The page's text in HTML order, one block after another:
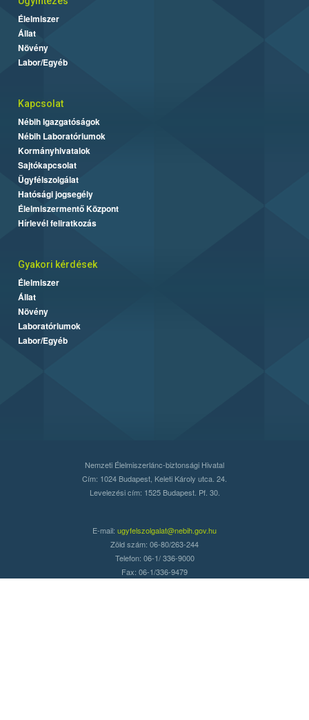
Élelmiszer
Állat
Növény
Labor/Egyéb
Kapcsolat
Nébih Igazgatóságok
Nébih Laboratóriumok
Kormányhivatalok
Sajtókapcsolat
Ügyfélszolgálat
Hatósági jogsegély
Élelmiszermentő Központ
Hírlevél feliratkozás
Gyakori kérdések
Élelmiszer
Állat
Növény
Laboratóriumok
Labor/Egyéb
Nemzeti Élelmiszerlánc-biztonsági Hivatal
Cím: 1024 Budapest, Keleti Károly utca. 24.
Levelezési cím: 1525 Budapest. Pf. 30.
E-mail: ugyfelszolgalat@nebih.gov.hu
Zöld szám: 06-80/263-244
Telefon: 06-1/ 336-9000
Fax: 06-1/336-9479